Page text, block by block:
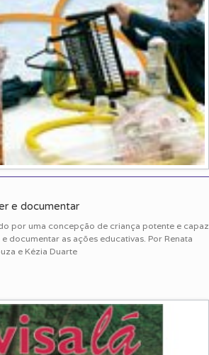
e documentar
por uma concepção de criança potente e capaz
documentar as ações educativas. Por Renata
e Kézia Duarte